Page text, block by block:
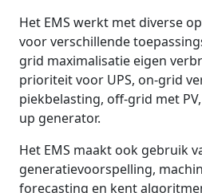
Het EMS werkt met diverse
voor verschillende
grid maximalisatie eigen
prioriteit voor UPS, on-grid
piekbelasting, off-grid met
up generator.
Het EMS maakt ook gebruik
generatievoorspelling,
forecasting en kent